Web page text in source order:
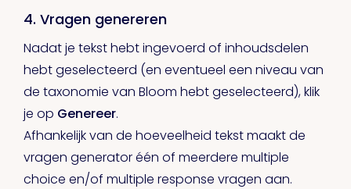
4. Vragen genereren
Nadat je tekst hebt ingevoerd of inhoudsdelen
hebt geselecteerd (en eventueel een niveau van
de taxonomie van Bloom hebt geselecteerd), klik
je op Genereer.
Afhankelijk van de hoeveelheid tekst maakt de
vragen generator één of meerdere multiple
choice en/of multiple response vragen aan.